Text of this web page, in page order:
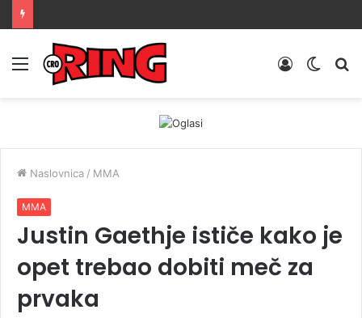
Menu
Switch
Prijava
Naslovnica / MMA
MMA
Justin Gaethje ističe kako je
opet trebao dobiti meč za
prvaka